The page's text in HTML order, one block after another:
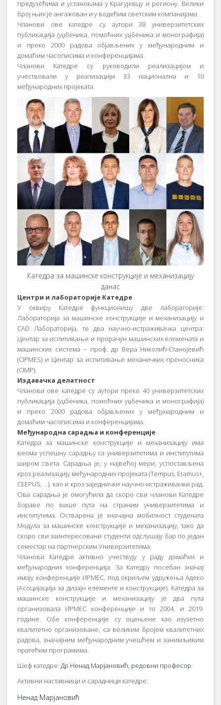
предузећима и установама у Крагујевцу и региону. Велики
број њих је ангажован и у водећим светским компанијама.
Чланови ове катедре су аутори 38 универзитетских
публикација (уџбеника, помоћних уџбеника и монографија)
и преко 2000 радова објављених у међународним и
домаћим часописима и конференцијама.
Чланови Катедре су руководили реализацијом и
учествовали у реализацији 33 национална и 10
међународних пројеката.
Катедра за машинске конструкције и механизацију
данас
Центри и лабораторије Катедре
У оквиру Катедре функционишу две лабораторије:
Лабораторија за машинске конструкције и механизацију и
CAD Лабораторија, те два научно-истраживачка центра:
Центар за испитивање и прорачун машинских елемената и
машинских система – проф. др Вера Николић-Станојевић
(CIPMES) и Центар за испитивање механичких преносника
(CIMP).
Издавачка делатност
Чланови ове катедре су аутори преко 40 универзитетских
публикација (уџбеника, помоћних уџбеника и монографија)
и преко 2000 радова објављених у међународним и
домаћим часописима и конференцијама.
Међународна сарадња и конференције
Катедра за машинске конструкције и механизацију има
веома успешну сарадњу са универзитетима и институтима
широм света. Сарадња је, у највећој мери, успостављена
кроз реализацију међународних пројеката (Tempus, Eramus+,
CEEPUS, …), као и кроз заједнички научно-истраживачки рад.
Ова сарадња је омогућила да скоро сви чланови Катедре
бораве по више пута на страним универзитетима и
институтима. Остварена је значајна мобилност студената
Модула за машинске конструкције и механизацију, тако да
скоро сви заинтересовани студенти одслушају бар по један
семестар на партнерским Универзитетима.
Чланови Катедре активно учествују у раду домаћих и
међународних конференција. За Катедру посебан значај
имају конференције ИРМЕС, под окриљем удружења Адеко
(Асоцијација за дизајн елементе и конструкције). Катедра за
машинске конструкције и механизацију је два пута
организовала ИРМЕС конференције и то 2004. и 2019.
године. Обе конференције су оцењене као изузетно
квалитетно организоване, са великим бројем квалитетних
радова, значајним међународним учешћем и занимљивим
пратећим програмима.
Шеф катедре: Др Ненад Марјановић, редовни професор
Активни наставници и сарадници катедре:
Ненад Марјановић